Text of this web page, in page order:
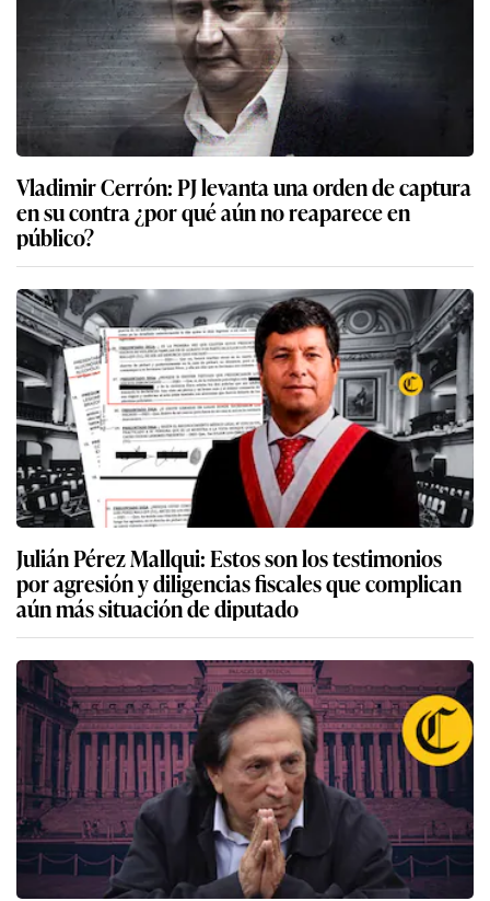
Vladimir Cerrón: PJ levanta una orden de captura
en su contra ¿por qué aún no reaparece en
público?
Julián Pérez Mallqui: Estos son los testimonios
por agresión y diligencias fiscales que complican
aún más situación de diputado